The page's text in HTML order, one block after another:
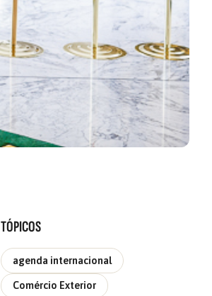
TÓPICOS
agenda internacional
Comércio Exterior